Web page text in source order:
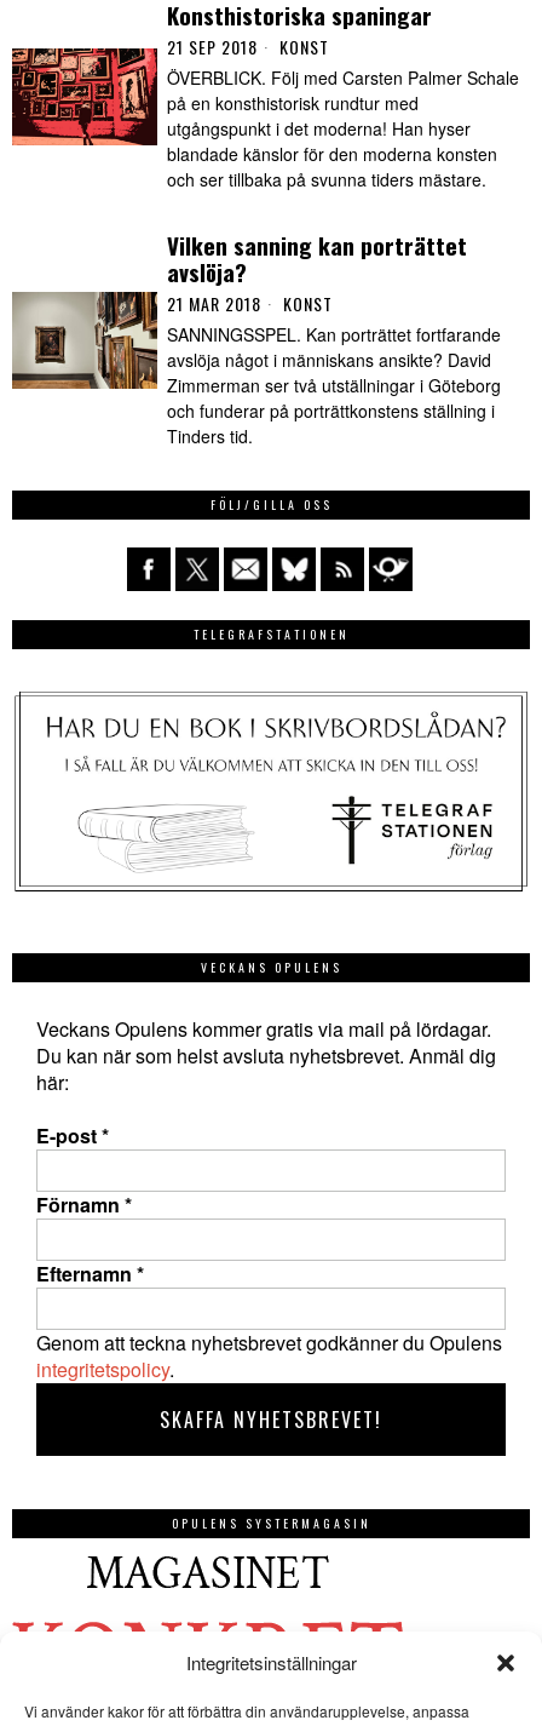
Integritetsinställningar
Vi använder kakor för att förbättra din användarupplevelse, anpassa
Konsthistoriska spaningar
21 SEP 2018 KONST
ÖVERBLICK. Följ med Carsten Palmer Schale
på en konsthistorisk rundtur med
utgångspunkt i det moderna! Han hyser
blandade känslor för den moderna konsten
och ser tillbaka på svunna tiders mästare.
Vilken sanning kan porträttet
avslöja?
21 MAR 2018 KONST
SANNINGSSPEL. Kan porträttet fortfarande
avslöja något i människans ansikte? David
Zimmerman ser två utställningar i Göteborg
och funderar på porträttkonstens ställning i
Tinders tid.
FÖLJ/GILLA OSS
TELEGRAFSTATIONEN
VECKANS OPULENS
Veckans Opulens kommer gratis via mail på lördagar.
Du kan när som helst avsluta nyhetsbrevet. Anmäl dig
här:
E-post*
Förnamn *
Efternamn *
Genom att teckna nyhetsbrevet godkänner du Opulens
integritetspolicy.
OPULENS SYSTERMAGASIN